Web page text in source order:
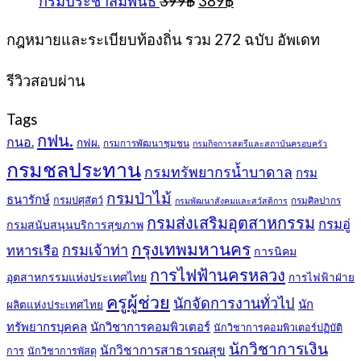
was: is:
กฎหมายและระเบียบท้องถิ่น รวม 272 ฉบับ อัพเดท
รีวิวสอบผ่าน
Tags
กนอ. กฟน. กฟผ. กรมการพัฒนาชุมชน กรมกิจการสตรีและสถาบันครอบครัว
กรมชลประทาน กรมทรัพยากรน้ำบาดาล กรม
ธนารักษ์ กรมปศุสัตว์ กรมป่าไม้ กรมพัฒนาสังคมและสวัสดิการ กรมศิลปากร
กรมสนับสนุนบริการสุขภาพ กรมส่งเสริมอุตสาหกรรม กรมอู่
ทหารเรือ กรมเจ้าท่า กรุงเทพมหานคร การนิคม
อุตสาหกรรมแห่งประเทศไทย การไฟฟ้านครหลวง การไฟฟ้าฝ่าย
ผลิตแห่งประเทศไทย ครูผู้ช่วย นักจัดการงานทั่วไป นัก
ทรัพยากรบุคคล นักวิชาการคอมพิวเตอร์ นักวิชาการคอมพิวเตอร์ปฏิบัติ
การ นักวิชาการพัสดุ นักวิชาการสาธารณสุข นักวิชาการเงิน